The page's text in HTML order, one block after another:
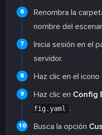
Renombra la
nombre del
Inicia sesión en el
servidor.
Haz clic en el icono
Haz clic en Config
fig.yaml
.
Busca la opción